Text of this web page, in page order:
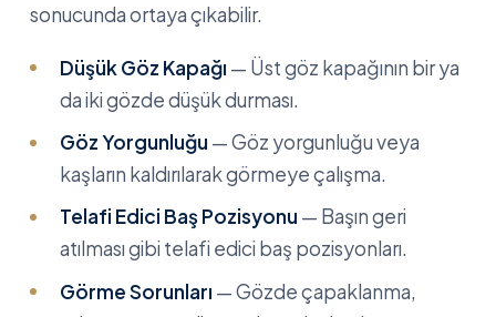
sonucunda ortaya çıkabilir.
Düşük Göz Kapağı — Üst göz kapağının bir ya
da iki gözde düşük durması.
Göz Yorgunluğu — Göz yorgunluğu veya
kaşların kaldırılarak görmeye çalışma.
Telafi Edici Baş Pozisyonu — Başın geri
atılması gibi telafi edici baş pozisyonları.
Görme Sorunları — Gözde çapaklanma,